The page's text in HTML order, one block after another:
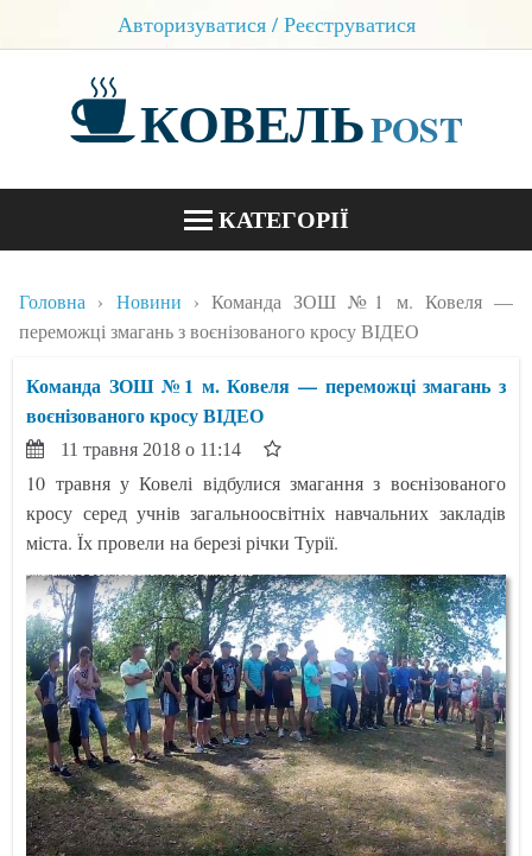
Авторизуватися / Реєструватися
КОВЕЛЬPOST
КАТЕГОРІЇ
БЛОГИ
КОНТАКТИ
Головна Новини
Команда ЗОШ №1 м. Ковеля —
переможці змагань з воєнізованого кросу ВІДЕО
Команда ЗОШ №1 м. Ковеля — переможці змагань з
воєнізованого кросу ВІДЕО
11 травня 2018 о 11:14
10 травня у Ковелі відбулися змагання з воєнізованого
кросу серед учнів загальноосвітніх навчальних закладів
міста. Їх провели на березі річки Турії.